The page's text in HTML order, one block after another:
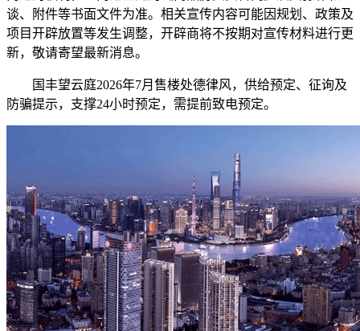
谈、附件等书面文件为准。相关宣传内容可能因规划、政策及
项目开辟放置等发生调整，开辟商将不按期对宣传材料进行更
新，敬请寄望最新消息。
国丰望云庭2026年7月售楼处德律风，供给预定、征询及
防骗提示，支撑24小时预定，需提前致电预定。